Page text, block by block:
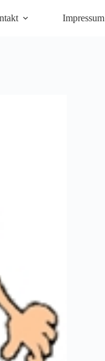
Impressum